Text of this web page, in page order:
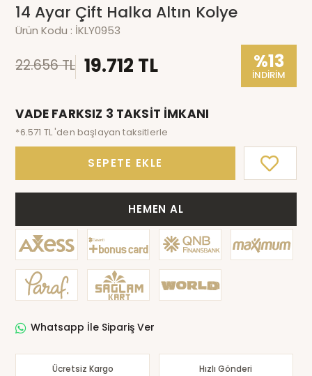
14 Ayar Çift Halka Altın Kolye
Ürün Kodu : İKLY0953
22.656 TL 19.712 TL %13
İNDİRİM
VADE FARKSIZ 3 TAKSİT İMKANI
*6.571 TL 'den başlayan taksitlerle
SEPETE EKLE
HEMEN AL
Whatsapp İle Sipariş Ver
Ücretsiz Kargo Hızlı Gönderi